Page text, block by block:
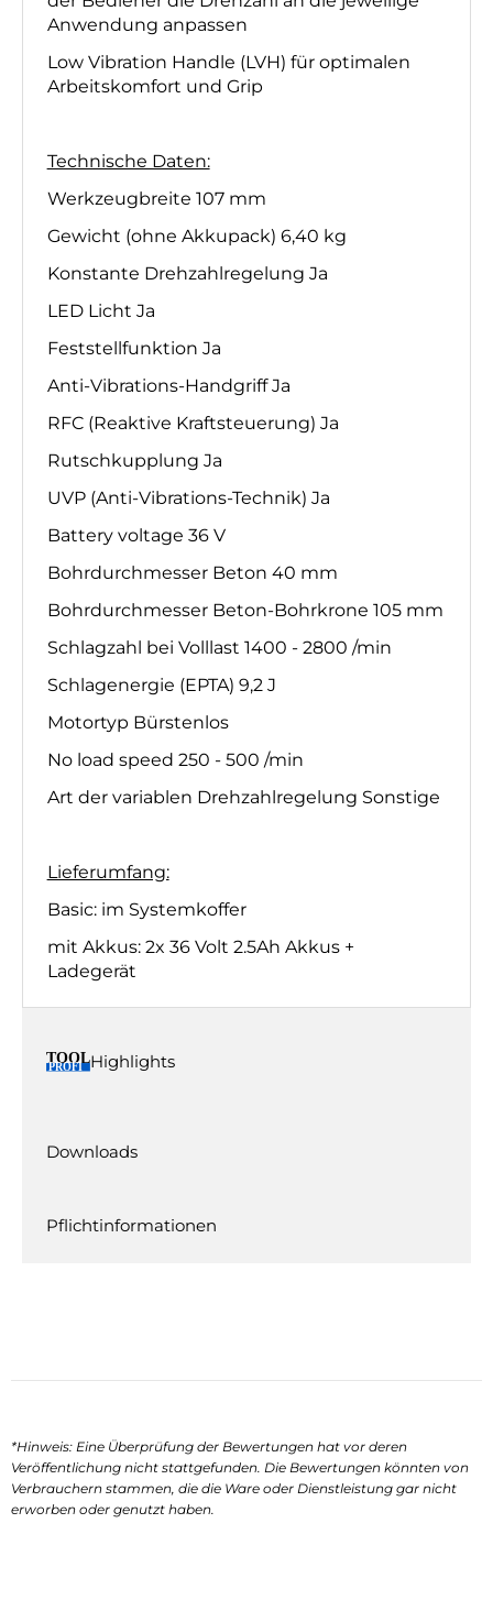
Anwendung anpassen
Low Vibration Handle (LVH) für optimalen
Arbeitskomfort und Grip
Technische Daten:
Werkzeugbreite 107 mm
Gewicht (ohne Akkupack) 6,40 kg
Konstante Drehzahlregelung Ja
LED Licht Ja
Feststellfunktion Ja
Anti-Vibrations-Handgriff Ja
RFC (Reaktive Kraftsteuerung) Ja
Rutschkupplung Ja
UVP (Anti-Vibrations-Technik) Ja
Battery voltage 36 V
Bohrdurchmesser Beton 40 mm
Bohrdurchmesser Beton-Bohrkrone 105 mm
Schlagzahl bei Volllast 1400 - 2800 /min
Schlagenergie (EPTA) 9,2 J
Motortyp Bürstenlos
No load speed 250 - 500 /min
Art der variablen Drehzahlregelung Sonstige
Lieferumfang:
Basic: im Systemkoffer
mit Akkus: 2x 36 Volt 2.5Ah Akkus +
Ladegerät
Highlights
Downloads
Pflichtinformationen
*Hinweis: Eine Überprüfung der Bewertungen hat vor deren
Veröffentlichung nicht stattgefunden. Die Bewertungen könnten von
Verbrauchern stammen, die die Ware oder Dienstleistung gar nicht
erworben oder genutzt haben.